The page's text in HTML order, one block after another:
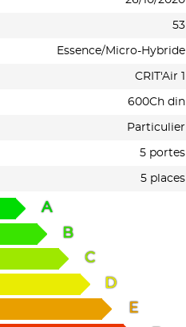
53
Essence/Micro-Hybride
CRIT'Air 1
600Ch din
Particulier
5 portes
5 places
A
B
C
D
E